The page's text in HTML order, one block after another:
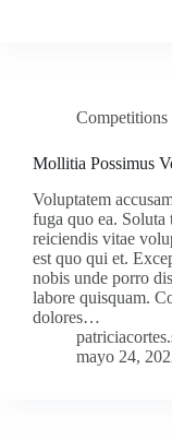
Competitions
Mollitia Possimus
Voluptatem
fuga quo ea. Soluta
reiciendis vitae
est quo qui et.
nobis unde porro
labore quisquam.
dolores…
mayo 24,